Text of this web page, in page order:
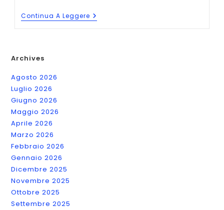
Continua A Leggere Come
Si
Archives
Agosto 2026
Luglio 2026
Giugno 2026
Maggio 2026
Aprile 2026
Marzo 2026
Febbraio 2026
Gennaio 2026
Dicembre 2025
Novembre 2025
Ottobre 2025
Settembre 2025